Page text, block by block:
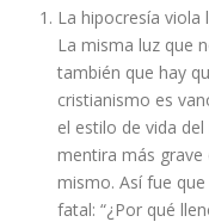
La hipocresía viola
La misma luz que
también que hay
cristianismo es
el estilo de vida
mentira más
mismo. Así fue
fatal: “¿Por qué